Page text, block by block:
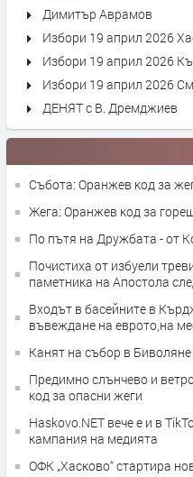
Димитър Аврамов
Избори 19 април 2026
Избори 19 април 2026
Избори 19 април 2026
ДЕНЯТ с В. Дремджиев
Събота: Оранжев код за
Жега: Оранжев код за
По пътя на Дружбата - от
Почистиха от избуели
паметника на Апостола
Входът в басейните в
въвеждане на еврото,на
Канят на събор в
Предимно слънчево и
код за опасни жеги
Haskovo.NET вече е и в
кампания на медията
ОФК „Хасково“ стартира